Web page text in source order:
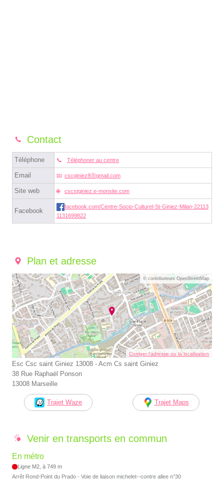
Contact
Téléphone Téléphoner au centre
Email cscginiez8ⓐgmail.com
Site web cscstginiez.e-monsite.com
Facebook
facebook.com/Centre-Socio-Culturel-St-Giniez-Milan-22113
1131699822
Plan et adresse
© contributeurs OpenStreetMap
Corriger l’adresse ou la localisation
Esc Csc saint Giniez 13008 - Acm Cs saint Giniez
38 Rue Raphaël Ponson
13008 Marseille
Trajet Waze Trajet Maps
Venir en transports en commun
En métro
Ligne M2, à 749 m
Arrêt Rond-Point du Prado - Voie de liaison michelet--contre allee n°30